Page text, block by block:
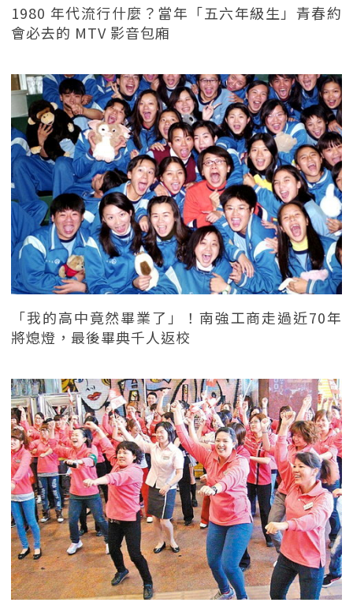
1980 年代流行什麼？當年「五六年級生」青春約
會必去的 MTV 影音包廂
「我的高中竟然畢業了」！南強工商走過近70年
將熄燈，最後畢典千人返校